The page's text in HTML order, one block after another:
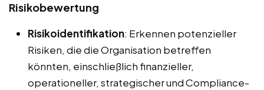
Risikobewertung
Risikoidentifikation: Erkennen potenzieller
Risiken, die die Organisation betreffen
könnten, einschließlich finanzieller,
operationeller, strategischer und Compliance-